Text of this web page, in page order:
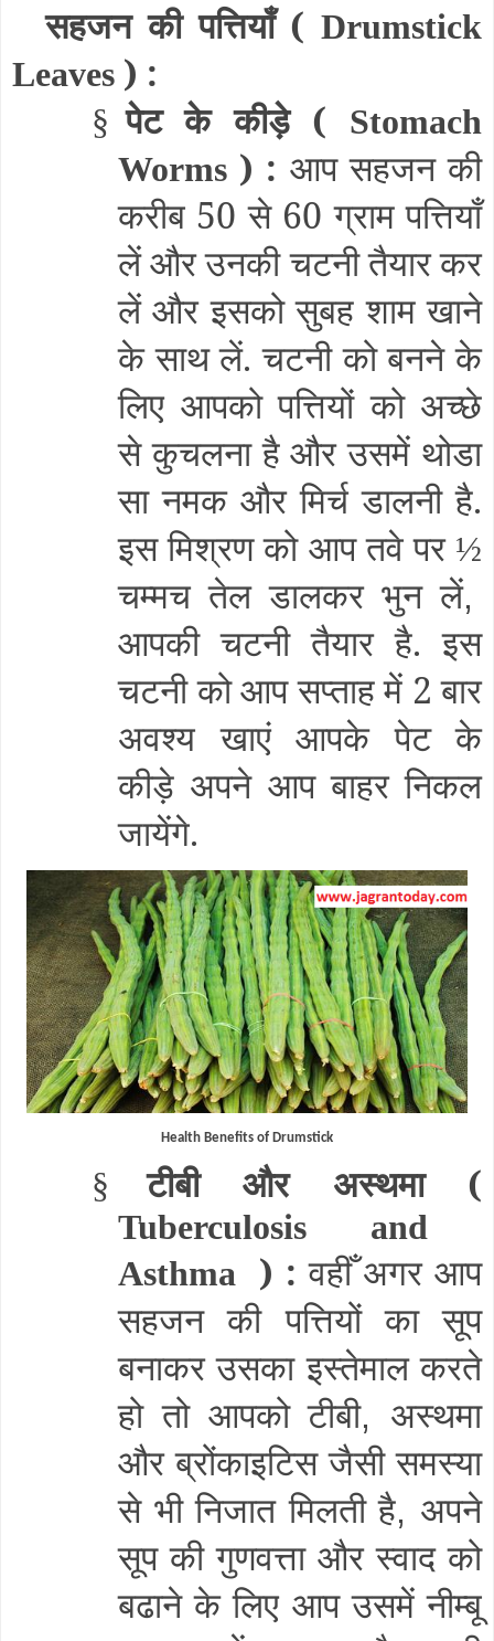
सहजन की पत्तियाँ ( Drumstick
Leaves ) :
§ पेट के कीड़े ( Stomach
Worms ) : आप सहजन की
करीब 50 से 60 ग्राम पत्तियाँ
लें और उनकी चटनी तैयार कर
लें और इसको सुबह शाम खाने
के साथ लें. चटनी को बनने के
लिए आपको पत्तियों को अच्छे
से कुचलना है और उसमें थोडा
सा नमक और मिर्च डालनी है.
इस मिश्रण को आप तवे पर ½
चम्मच तेल डालकर भुन लें,
आपकी चटनी तैयार है. इस
चटनी को आप सप्ताह में 2 बार
अवश्य खाएं आपके पेट के
कीड़े अपने आप बाहर निकल
जायेंगे.
Health Benefits of Drumstick
§ टीबी और अस्थमा (
Tuberculosis and
Asthma
) :वहीँ अगर आप
सहजन की पत्तियों का सूप
बनाकर उसका इस्तेमाल करते
हो तो आपको टीबी, अस्थमा
और ब्रोंकाइटिस जैसी समस्या
से भी निजात मिलती है, अपने
सूप की गुणवत्ता और स्वाद को
बढाने के लिए आप उसमें नीम्बू